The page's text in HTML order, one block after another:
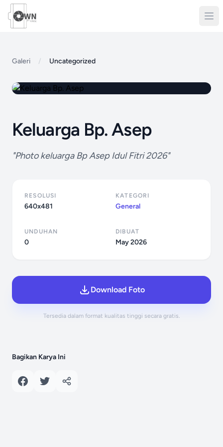
Galeri / Uncategorized
Keluarga Bp. Asep
"Photo keluarga Bp Asep Idul Fitri 2026"
RESOLUSI
640x481
KATEGORI
General
UNDUHAN
0
DIBUAT
May 2026
Download Foto
Tersedia dalam format kualitas tinggi secara gratis.
Bagikan Karya Ini